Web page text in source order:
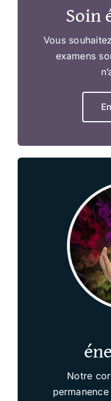
Soin
Vous
examens
Notre